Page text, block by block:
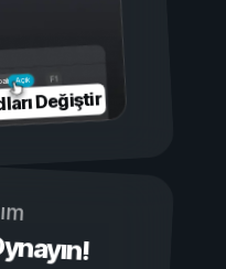
Açık
Değiştir